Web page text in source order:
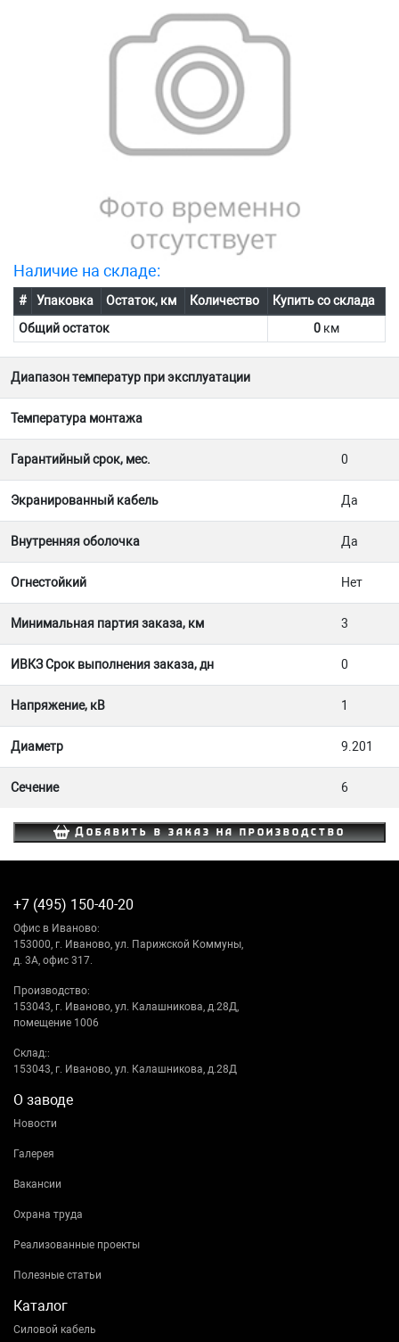
Наличие на складе:
# Упаковка Остаток, км Количество
Купить со склада
Общий остаток
0 км
Диапазон температур при эксплуатации
Температура монтажа
Гарантийный срок, мес. 0
Экранированный кабель Да
Внутренняя оболочка Да
Огнестойкий Нет
Минимальная партия заказа, км 3
ИВКЗ Срок выполнения заказа, дн 0
Напряжение, кВ 1
Диаметр 9.201
Сечение 6
Добавить в заказ на производство
+7 (495) 150-40-20
Офис в Иваново:
153000, г. Иваново, ул. Парижской Коммуны,
д. 3А, офис 317.
Производство:
153043, г. Иваново, ул. Калашникова, д.28Д,
помещение 1006
Склад::
153043, г. Иваново, ул. Калашникова, д.28Д
О заводе
Новости
Галерея
Вакансии
Охрана труда
Реализованные проекты
Полезные статьи
Каталог
Силовой кабель